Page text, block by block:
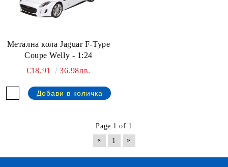
Метална кола Jaguar F-Type
Coupe Welly - 1:24
€18.91
36.98лв.
Page 1 of 1
«
1 »